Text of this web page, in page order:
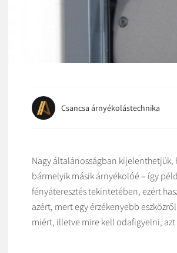
Csancsa árnyékolástechnika
Nagy általánosságban kijelenthetjük,
bármelyik másik árnyékolóé – így
fényáteresztés tekintetében, ezért
azért, mert egy érzékenyebb
miért, illetve mire kell odafigyelni, azt